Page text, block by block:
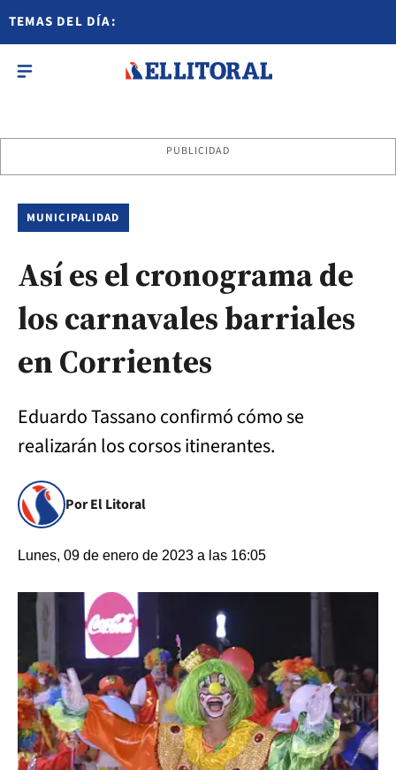
TEMAS DEL DÍA:
PUBLICIDAD
MUNICIPALIDAD
Así es el cronograma de
los carnavales barriales
en Corrientes
Eduardo Tassano confirmó cómo se
realizarán los corsos itinerantes.
Por El Litoral
Lunes, 09 de enero de 2023 a las 16:05